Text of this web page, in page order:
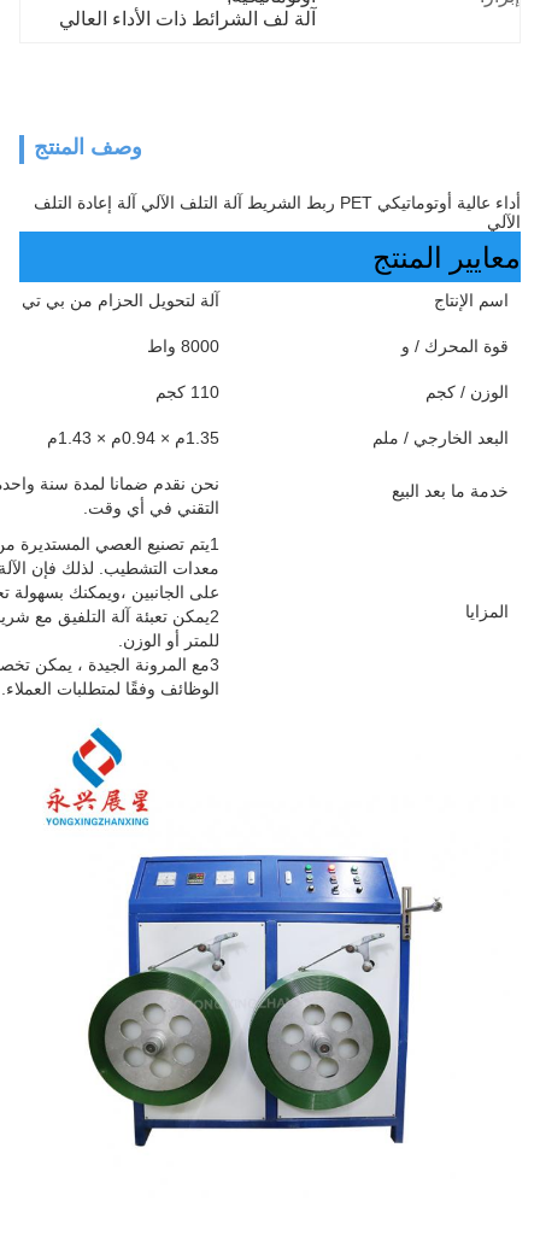
آلة لف الشرائط ذات الأداء العالي
وصف المنتج
أداء عالية أوتوماتيكي PET ربط الشريط آلة التلف الآلي آلة إعادة التلف
الآلي
معايير المنتج
اسم الإنتاج آلة لتحويل الحزام من بي تي
قوة المحرك / و 8000 واط
الوزن / كجم 110 كجم
البعد الخارجي / ملم 1.35م × 0.94م × 1.43م
خدمة ما بعد البيع
نحن نقدم ضمانا لمدة سنة
التقني في أي وقت.
المزايا
1يتم تصنيع العصي المستديرة
معدات التشطيب. لذلك فإن
على الجانبين ،ويمكنك بسهولة
للمتر أو الوزن.
3مع المرونة الجيدة ، يمكن
الوظائف وفقًا لمتطلبات العملاء.